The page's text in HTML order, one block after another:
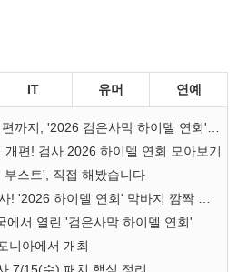
IT 유머 연예
신규 클래스부터 레벨 개편까지, '2026 검은사막 하이델 연회' 총정리
개편! 검사 2026 하이델 연회 모아보기
스트', 직접 해봤습니다
넨도로이드로 만나는 우사! '2026 하이델 연회' 막바지 깜짝 공개
에서 열린 '검은사막 하이델 연회'
니아에서 개최